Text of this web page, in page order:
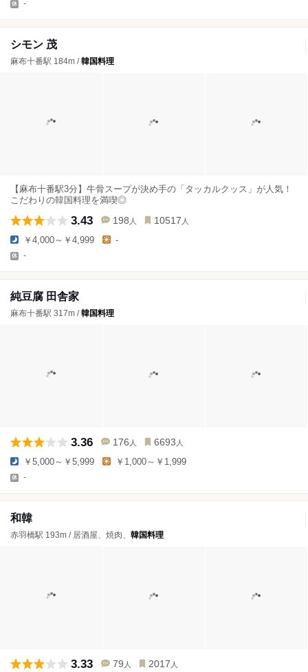
-
シモン 茂
麻布十番駅 184m /韓国料理
【麻布十番駅3分】牛骨スープが決め手の「タッカルクッス」が人気！
こだわりの韓国料理を満喫◎
3.43 198 人 10517 人
￥4,000～￥4,999 -
-
純豆腐 田舎家
麻布十番駅 317m /韓国料理
3.36 176 人 6693 人
￥5,000～￥5,999 ￥1,000～￥1,999
-
和韓
赤羽橋駅 193m / 居酒屋、焼肉、 韓国料理
3.33 79 人 2017 人